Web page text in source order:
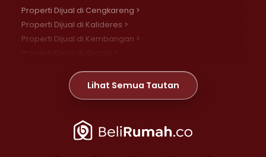
Properti Dijual di Cengkareng >
Properti Dijual di Kalideres >
Properti Dijual di Kembangan >
Properti Dijual di Meruya >
Properti Dijual di Jelambar >
Properti Dijual di Jakarta Pusat >
Lihat Semua Tautan